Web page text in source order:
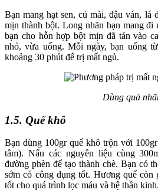
Bạn mang hạt sen, củ mài, đậu ván, lá
mịn thành bột. Long nhãn bạn mang đi
bạn cho hỗn hợp bột mịn đã tán vào
nhỏ, vừa uống. Mỗi ngày, bạn uống
khoảng 30 phút để trị mất ngủ.
Dùng quả
1.5. Quế khô
Bạn dùng 100gr quế khô trộn với
tâm). Nấu các nguyên liệu cùng
đường phèn để tạo thành chè. Bạn có
sớm có công dụng tốt. Hương quế còn
tốt cho quá trình lọc máu và hệ thần kinh.